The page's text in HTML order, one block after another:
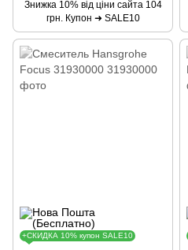
Знижка 10% від ціни сайта 104
грн. Купон ➜ SALE10
+СКИДКА 10% купон SALE10